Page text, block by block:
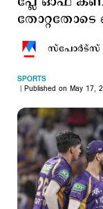
SPORTS
Published on May 17,